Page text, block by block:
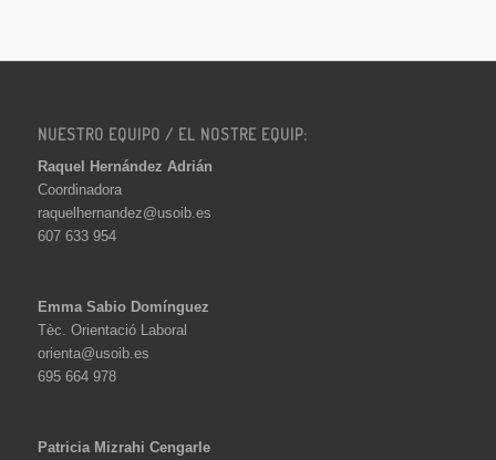
NUESTRO EQUIPO / EL NOSTRE EQUIP:
Raquel Hernández Adrián
Coordinadora
raquelhernandez@usoib.es
607 633 954
Emma Sabio Domínguez
Tèc. Orientació Laboral
orienta@usoib.es
695 664 978
Patricia Mizrahi Cengarle